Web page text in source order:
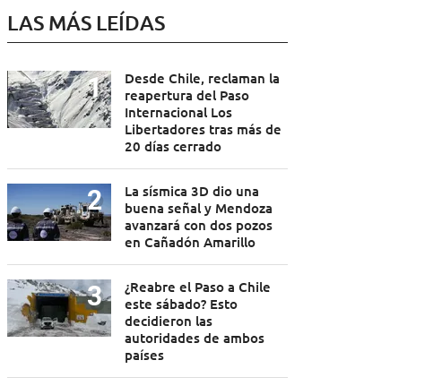
LAS MÁS LEÍDAS
Desde Chile, reclaman la
reapertura del Paso
Internacional Los
Libertadores tras más de
20 días cerrado
La sísmica 3D dio una
buena señal y Mendoza
avanzará con dos pozos
en Cañadón Amarillo
¿Reabre el Paso a Chile
este sábado? Esto
decidieron las
autoridades de ambos
países